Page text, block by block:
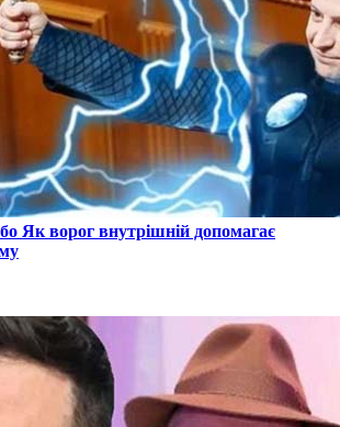
Як ворог внутрішній допомагає